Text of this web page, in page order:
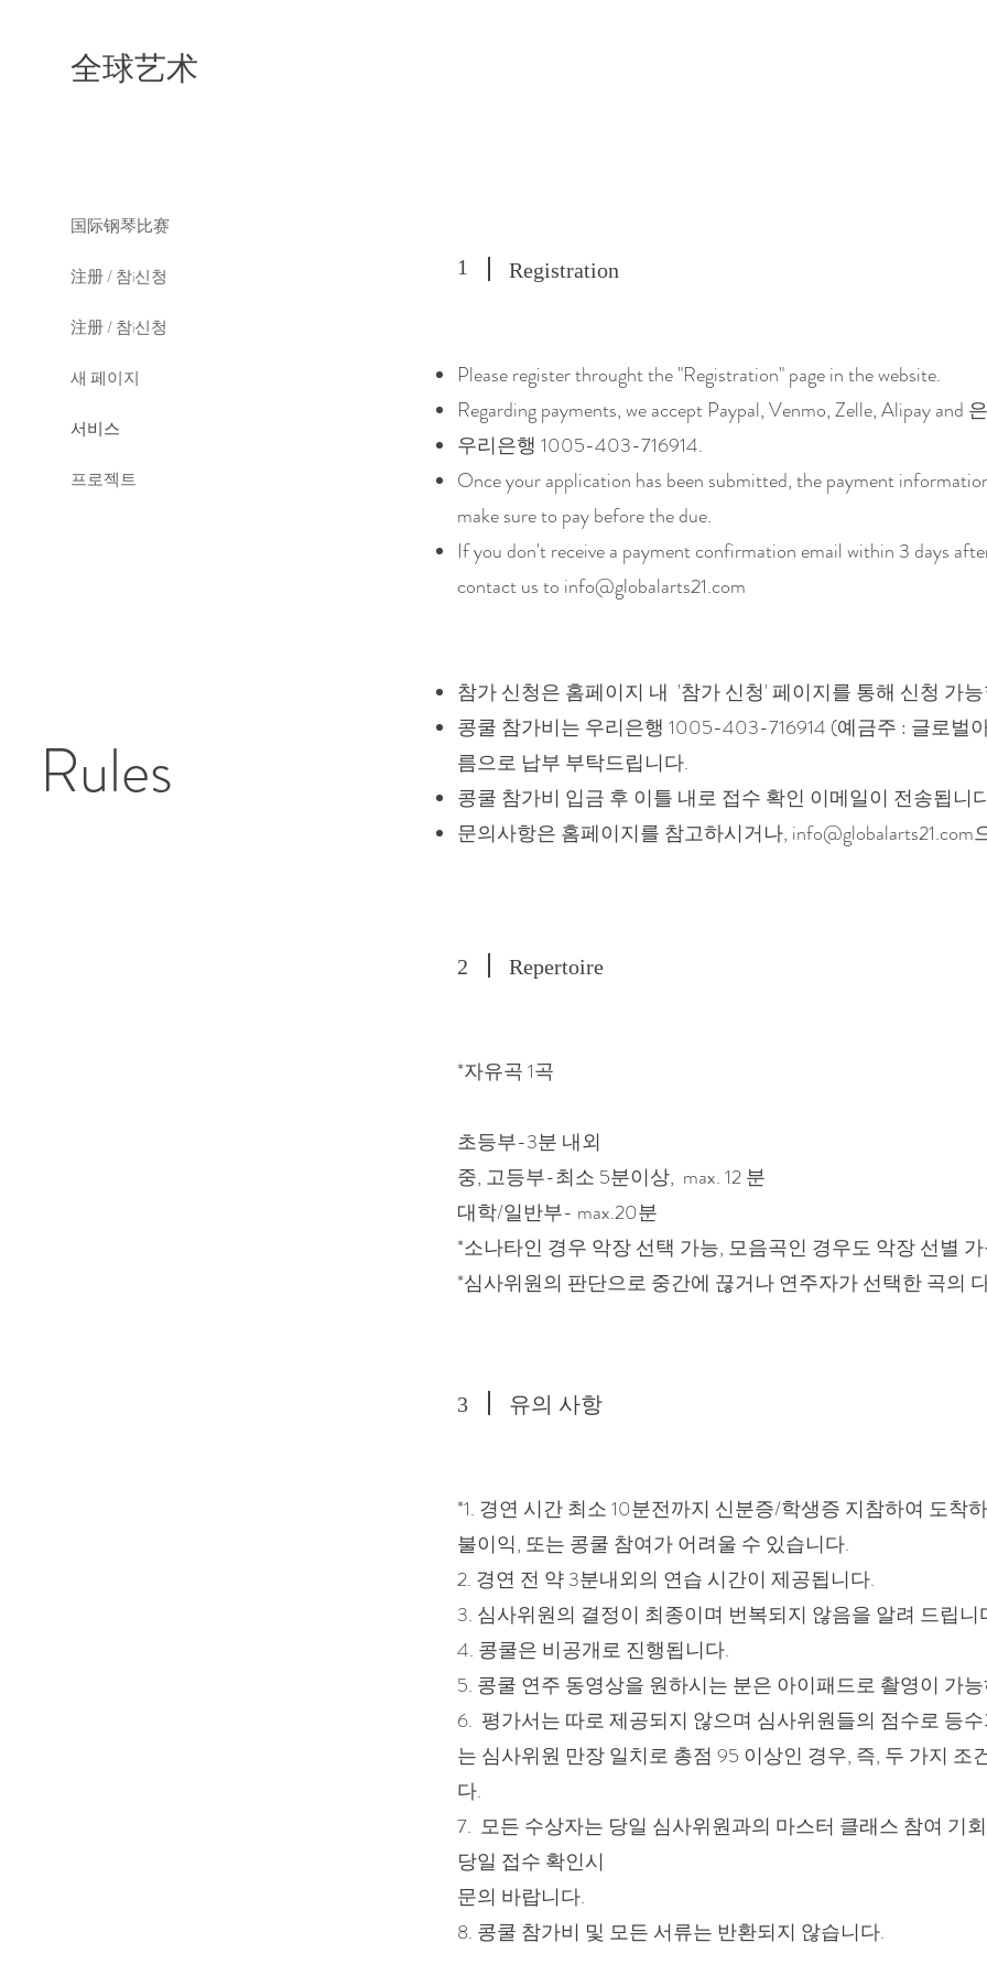
国际钢琴比赛
注册 / 참і신청
注册 / 참і신청
새 페이지
서비스
프로젝트
全球艺术
Rules
1 Registration
Please register throught the "Registration" page in the website.
Regarding payments, we accept Paypal, Venmo, Zelle, Alipay and
우리은행 1005-403-716914.
Once your application has been submitted, the payment
make sure to pay before the due.
If you don't receive a payment confirmation email within 3 days
contact us to info@globalarts21.com
참가 신청은 홈페이지 내 '참가 신청' 페이지를 통해 신청 가
콩쿨 참가비는 우리은행 1005-403-716914 (예금주 : 글로벌
름으로 납부 부탁드립니다.
콩쿨 참가비 입금 후 이틀 내로 접수 확인 이메일이 전송됩니
​문의사항은 홈페이지를 참고하시거나, info@globalarts21.com
2 Repertoire
*자유곡 1곡
초등부-3분 내외
중, 고등부-최소 5분이상, max. 12 분
대학/일반부- max.20분
*소나타인 경우 악장 선택 가능, 모음곡인 경우도 악장 선별
​*심사위원의 판단으로 중간에 끊거나 연주자가 선택한 곡의
3 유의 사항
*1. 경연 시간 최소 10분전까지 신분증/학생증 지참하여 도착
불이익, 또는 콩쿨 참여가 어려울 수 있습니다.
2. 경연 전 약 3분내외의 연습 시간이 제공됩니다.
3. 심사위원의 결정이 최종이며 번복되지 않음을 알려 드립니
4. 콩쿨은 비공개로 진행됩니다.
5. 콩쿨 연주 동영상을 원하시는 분은 아이패드로 촬영이 가
6. 평가서는 따로 제공되지 않으며 심사위원들의 점수로 등수
는 심사위원 만장 일치로 총점 95 이상인 경우, 즉, 두 가지 조
다.
7. 모든 수상자는 당일 심사위원과의 마스터 클래스 참여 기
당일 접수 확인시
문의 바랍니다.
8. 콩쿨 참가비 및 모든 서류는 반환되지 않습니다.